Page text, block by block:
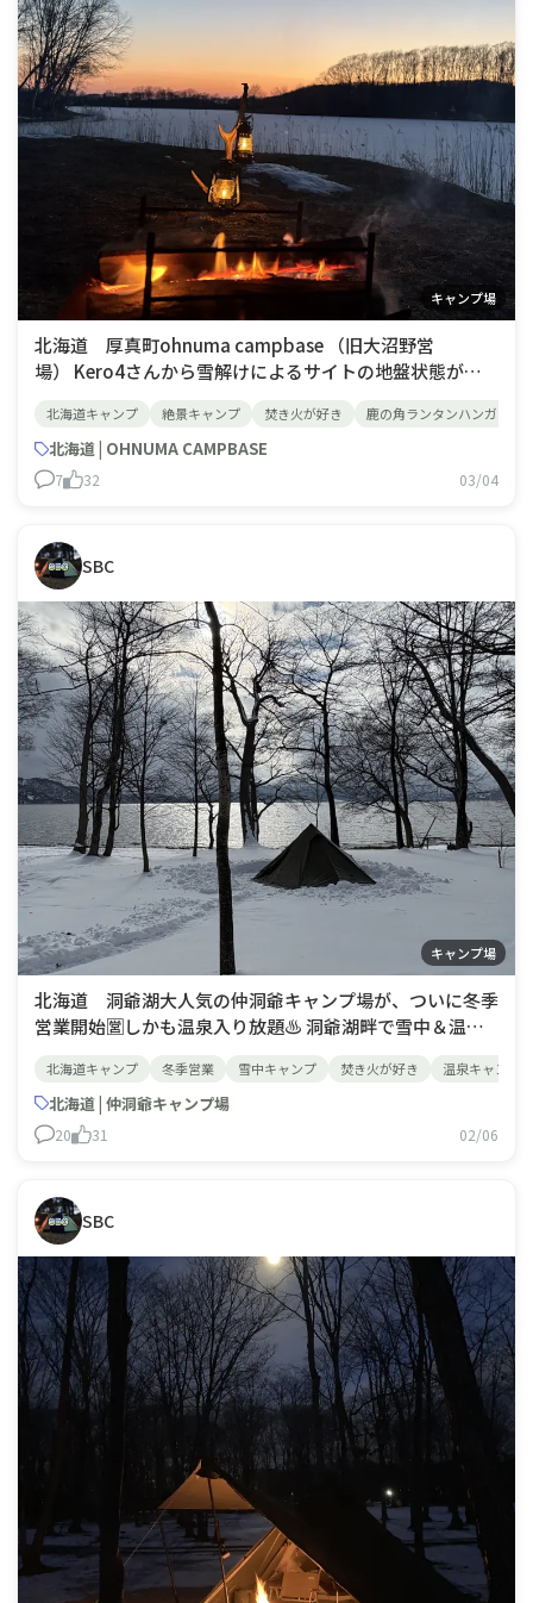
キャンプ場
北海道 厚真町ohnuma campbase （旧大沼野営
場） Kero4さんから雪解けによるサイトの地盤状態が悪
サイト状態も良く！快晴・無風の中、大沼の静けさと絶景
を堪能出来ました😊 夕焼けを眺めながらのランタンと焚
き火🔥が至
北海道キャンプ 絶景キャンプ 焚き火が好き 鹿の角ランタンハンガー
北海道 | OHNUMA CAMPBASE
7 32 03/04
SBC
キャンプ場
北海道 洞爺湖大人気の仲洞爺キャンプ場が、ついに冬季
営業開始🈺しかも温泉入り放題♨️ 洞爺湖畔で雪中＆温泉
景色最高❗️温泉最高❗️静かで最高❗️ やっぱり仲洞爺キャンプ
場は、私のナンバーワン😎
北海道キャンプ 冬季営業 雪中キャンプ 焚き火が好き 温泉キャンプ
北海道 | 仲洞爺キャンプ場
20 31 02/06
SBC